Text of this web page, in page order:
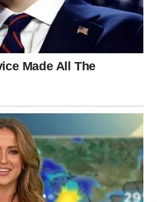
više nego
dugo pamtiti.